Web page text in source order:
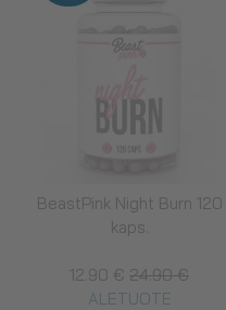
BeastPink Night Burn 120
kaps.
12.90 € 24.90 €
ALETUOTE